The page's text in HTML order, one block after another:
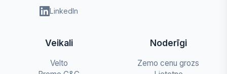
LinkedIn
Veikali
Velto
Noderīgi
Zemo cenu grozs